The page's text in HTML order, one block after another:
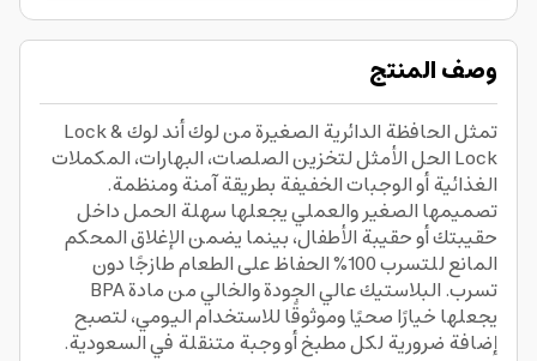
وصف المنتج
تمثل الحافظة الدائرية الصغيرة من لوك أند لوك Lock &
Lock الحل الأمثل لتخزين الصلصات، البهارات، المكملات
الغذائية أو الوجبات الخفيفة بطريقة آمنة ومنظمة.
تصميمها الصغير والعملي يجعلها سهلة الحمل داخل
حقيبتك أو حقيبة الأطفال، بينما يضمن الإغلاق المحكم
المانع للتسرب 100% الحفاظ على الطعام طازجًا دون
تسرب. البلاستيك عالي الجودة والخالي من مادة BPA
يجعلها خيارًا صحيًا وموثوقًا للاستخدام اليومي، لتصبح
إضافة ضرورية لكل مطبخ أو وجبة متنقلة في السعودية.